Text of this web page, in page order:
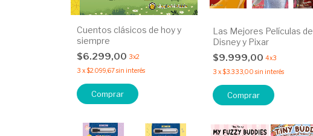
Cuentos clásicos de hoy y
siempre
$6.299,00 3x2
3 x$2.099,67sin interés
Comprar
Las Mejores Películas de
Disney y Pixar
$9.999,00 4x3
3 x$3.333,00 sin interés
Comprar